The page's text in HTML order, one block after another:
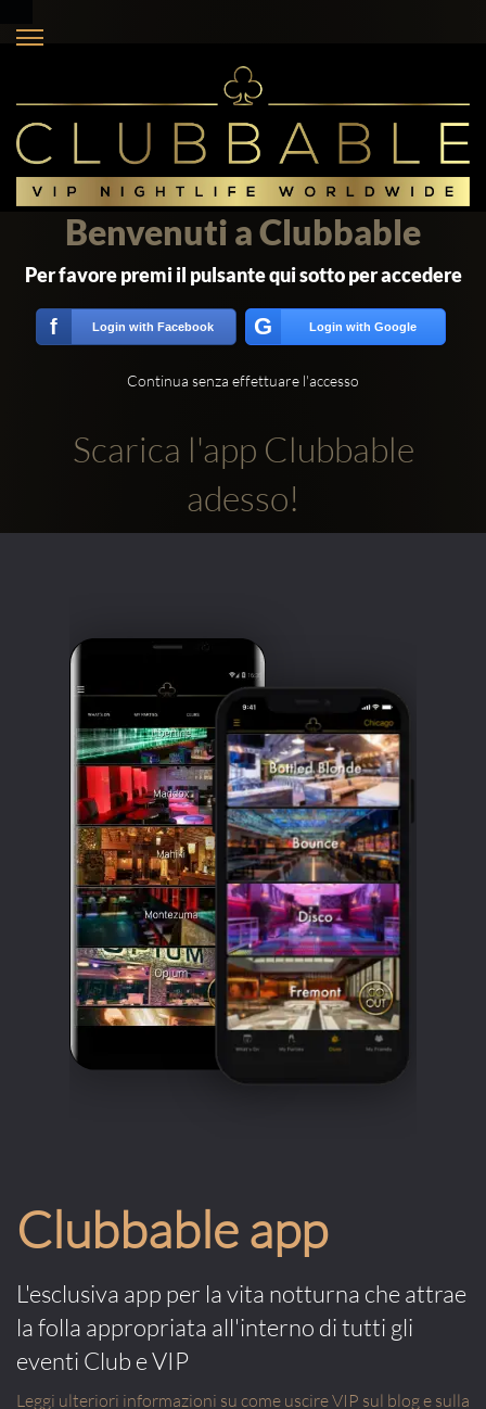
Social
network:
Benvenuti a Clubbable
Per favore premi il pulsante qui sotto per accedere
f Login with Facebook G Login with Google
Continua senza effettuare l'accesso
Scarica l'app Clubbable
adesso!
Clubbable app
L'esclusiva app per la vita notturna che attrae
la folla appropriata all'interno di tutti gli
eventi Club e VIP
Leggi ulteriori informazioni su come uscire VIP sul blog e sulla